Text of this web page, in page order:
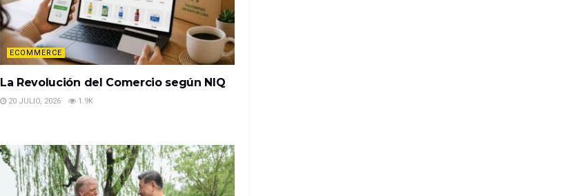
ECOMMERCE
La Revolución del Comercio según NIQ
20 JULIO, 2026 1.9K